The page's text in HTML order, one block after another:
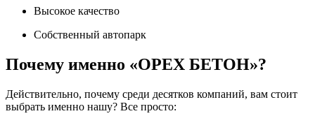
Высокое качество
Собственный автопарк
Почему именно «ОРЕХ БЕТОН»?
Действительно, почему среди десятков компаний, вам стоит
выбрать именно нашу? Все просто: